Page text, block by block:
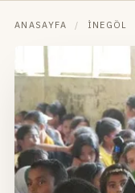
ANASAYFA / İNEGÖL